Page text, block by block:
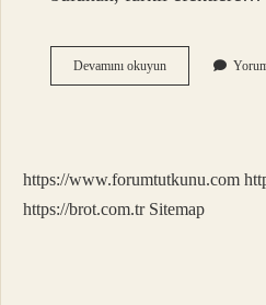
Devamını okuyunŞönil
Iplik
https://www.forumtutkunu.com
https://brot.com.tr Sitemap